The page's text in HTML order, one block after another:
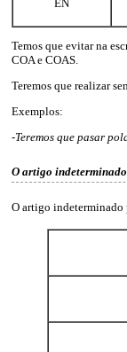
EN
Temos que evitar na
COA e COAS.
Teremos que realizar
Exemplos:
-Teremos que pasar
O artigo indeterminado
O artigo indeterminado